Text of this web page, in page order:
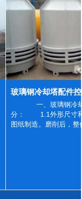
一、玻璃钢冷
分： 1.1外形尺寸和
图纸制造。磨削后，